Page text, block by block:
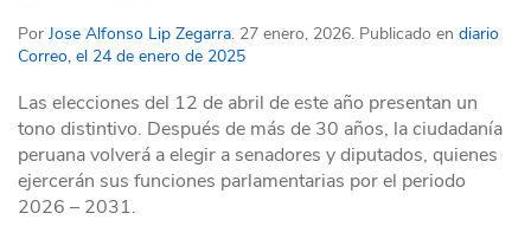
Por Jose Alfonso Lip Zegarra. 27 enero, 2026. Publicado en diario
Correo, el 24 de enero de 2025
Las elecciones del 12 de abril de este año presentan un
tono distintivo. Después de más de 30 años, la ciudadanía
peruana volverá a elegir a senadores y diputados, quienes
ejercerán sus funciones parlamentarias por el periodo
2026 – 2031.